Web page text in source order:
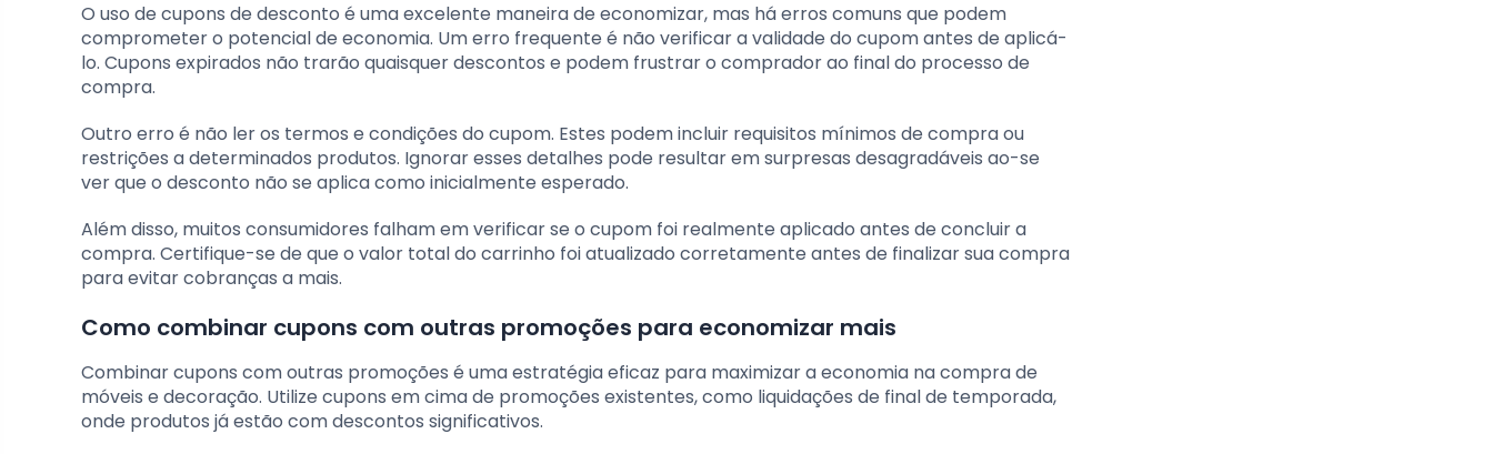
O uso de cupons de desconto é uma excelente maneira de economizar, mas há erros comuns que podem
comprometer o potencial de economia. Um erro frequente é não verificar a validade do cupom antes de aplicá-
lo. Cupons expirados não trarão quaisquer descontos e podem frustrar o comprador ao final do processo de
compra.
Outro erro é não ler os termos e condições do cupom. Estes podem incluir requisitos mínimos de compra ou
restrições a determinados produtos. Ignorar esses detalhes pode resultar em surpresas desagradáveis ao-se
ver que o desconto não se aplica como inicialmente esperado.
Além disso, muitos consumidores falham em verificar se o cupom foi realmente aplicado antes de concluir a
compra. Certifique-se de que o valor total do carrinho foi atualizado corretamente antes de finalizar sua compra
para evitar cobranças a mais.
Como combinar cupons com outras promoções para economizar mais
Combinar cupons com outras promoções é uma estratégia eficaz para maximizar a economia na compra de
móveis e decoração. Utilize cupons em cima de promoções existentes, como liquidações de final de temporada,
onde produtos já estão com descontos significativos.